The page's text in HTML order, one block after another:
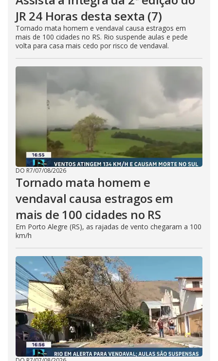
JR 24 Horas desta sexta (7)
Tornado mata homem e vendaval causa estragos em
mais de 100 cidades no RS. Rio suspende aulas e pede
volta para casa mais cedo por risco de vendaval.
DO R7/07/08/2026
Tornado mata homem e
vendaval causa estragos em
mais de 100 cidades no RS
Em Porto Alegre (RS), as rajadas de vento chegaram a 100
km/h